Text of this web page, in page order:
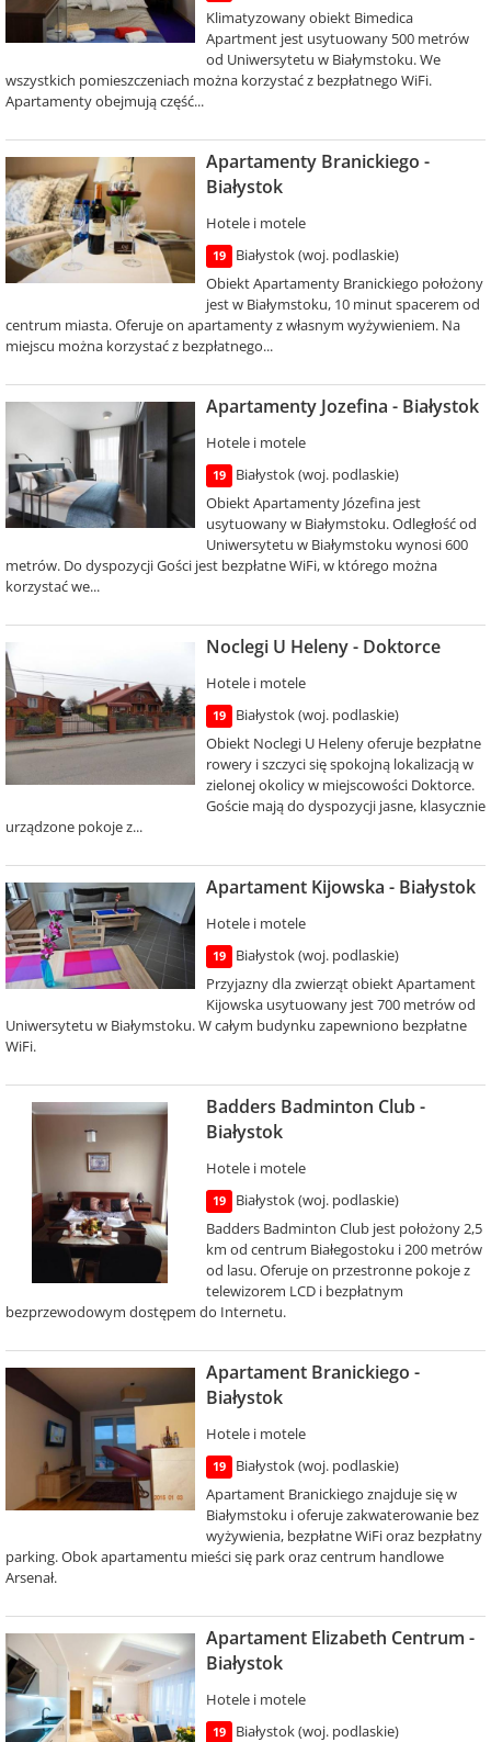
Klimatyzowany obiekt Bimedica
Apartment jest usytuowany 500 metrów
od Uniwersytetu w Białymstoku. We
wszystkich pomieszczeniach można korzystać z bezpłatnego WiFi.
Apartamenty obejmują część...
Apartamenty Branickiego -
Białystok
Hotele i motele
19
Białystok (woj. podlaskie)
Obiekt Apartamenty Branickiego położony
jest w Białymstoku, 10 minut spacerem od
centrum miasta. Oferuje on apartamenty z własnym wyżywieniem. Na
miejscu można korzystać z bezpłatnego...
Apartamenty Jozefina - Białystok
Hotele i motele
19
Białystok (woj. podlaskie)
Obiekt Apartamenty Józefina jest
usytuowany w Białymstoku. Odległość od
Uniwersytetu w Białymstoku wynosi 600
metrów. Do dyspozycji Gości jest bezpłatne WiFi, w którego można
korzystać we...
Noclegi U Heleny - Doktorce
Hotele i motele
19
Białystok (woj. podlaskie)
Obiekt Noclegi U Heleny oferuje bezpłatne
rowery i szczyci się spokojną lokalizacją w
zielonej okolicy w miejscowości Doktorce.
Goście mają do dyspozycji jasne, klasycznie
urządzone pokoje z...
Apartament Kijowska - Białystok
Hotele i motele
19
Białystok (woj. podlaskie)
Przyjazny dla zwierząt obiekt Apartament
Kijowska usytuowany jest 700 metrów od
Uniwersytetu w Białymstoku. W całym budynku zapewniono bezpłatne
WiFi.
Badders Badminton Club -
Białystok
Hotele i motele
19
Białystok (woj. podlaskie)
Badders Badminton Club jest położony 2,5
km od centrum Białegostoku i 200 metrów
od lasu. Oferuje on przestronne pokoje z
telewizorem LCD i bezpłatnym
bezprzewodowym dostępem do Internetu.
Apartament Branickiego -
Białystok
Hotele i motele
19
Białystok (woj. podlaskie)
Apartament Branickiego znajduje się w
Białymstoku i oferuje zakwaterowanie bez
wyżywienia, bezpłatne WiFi oraz bezpłatny
parking. Obok apartamentu mieści się park oraz centrum handlowe
Arsenał.
Apartament Elizabeth Centrum -
Białystok
Hotele i motele
19
Białystok (woj. podlaskie)